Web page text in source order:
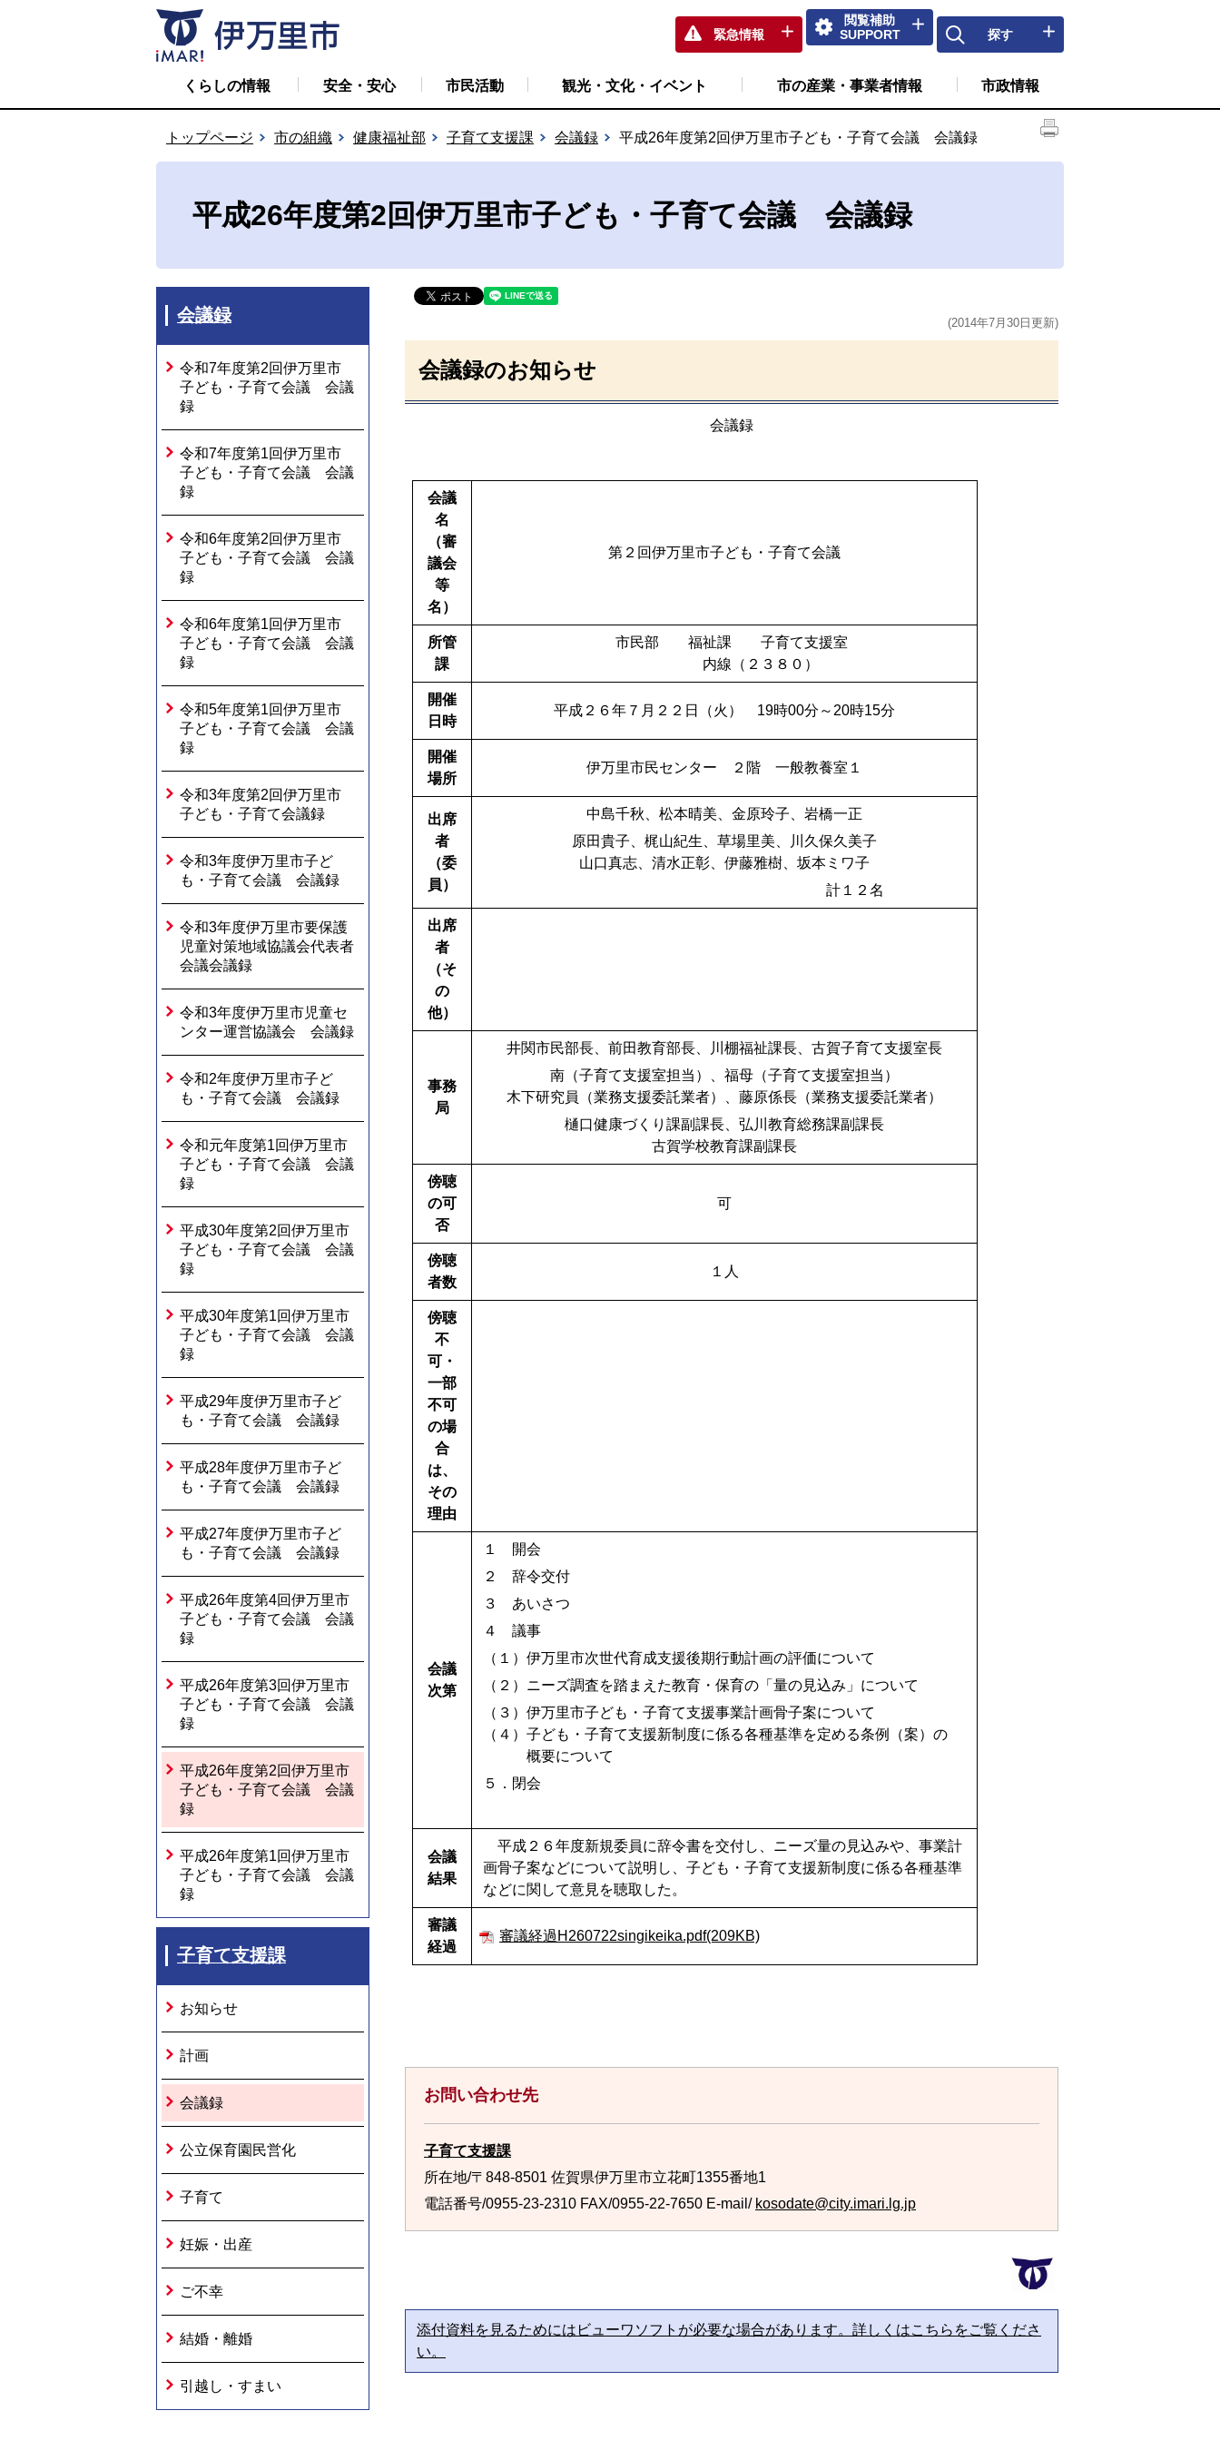
緊急情報
閲覧補助
SUPPORT
探す
くらしの情報 安全・安心 市民活動 観光・文化・イベント 市の産業・事業者情報 市政情報
トップページ 市の組織 健康福祉部 子育て支援課 会議録 平成26年度第2回伊万里市子ども・子育て会議 会議録
平成26年度第2回伊万里市子ども・子育て会議 会議録
会議録
令和7年度第2回伊万里市
子ども・子育て会議 会議
録
令和7年度第1回伊万里市
子ども・子育て会議 会議
録
令和6年度第2回伊万里市
子ども・子育て会議 会議
録
令和6年度第1回伊万里市
子ども・子育て会議 会議
録
令和5年度第1回伊万里市
子ども・子育て会議 会議
録
令和3年度第2回伊万里市
子ども・子育て会議録
令和3年度伊万里市子ど
も・子育て会議 会議録
令和3年度伊万里市要保護
児童対策地域協議会代表者
会議会議録
令和3年度伊万里市児童セ
ンター運営協議会 会議録
令和2年度伊万里市子ど
も・子育て会議 会議録
令和元年度第1回伊万里市
子ども・子育て会議 会議
録
平成30年度第2回伊万里市
子ども・子育て会議 会議
録
平成30年度第1回伊万里市
子ども・子育て会議 会議
録
平成29年度伊万里市子ど
も・子育て会議 会議録
平成28年度伊万里市子ど
も・子育て会議 会議録
平成27年度伊万里市子ど
も・子育て会議 会議録
平成26年度第4回伊万里市
子ども・子育て会議 会議
録
平成26年度第3回伊万里市
子ども・子育て会議 会議
録
平成26年度第2回伊万里市
子ども・子育て会議 会議
録
平成26年度第1回伊万里市
子ども・子育て会議 会議
録
子育て支援課
お知らせ
計画
会議録
公立保育園民営化
子育て
妊娠・出産
ご不幸
結婚・離婚
引越し・すまい
(2014年7月30日更新)
会議録のお知らせ
会議録
会議
名
（審
議会
等
名）
第２回伊万里市子ども・子育て会議
所管
課
市民部 福祉課 子育て支援室
内線（２３８０）
開催
日時
平成２６年７月２２日（火） 19時00分～20時15分
開催
場所
伊万里市民センター ２階 一般教養室１
出席
者
（委
員）
中島千秋、松本晴美、金原玲子、岩橋一正
原田貴子、梶山紀生、草場里美、川久保久美子
山口真志、清水正彰、伊藤雅樹、坂本ミワ子
計１２名
出席
者
（そ
の
他）
事務
局
井関市民部長、前田教育部長、川棚福祉課長、古賀子育て支援室長
南（子育て支援室担当）、福母（子育て支援室担当）
木下研究員（業務支援委託業者）、藤原係長（業務支援委託業者）
樋口健康づくり課副課長、弘川教育総務課副課長
古賀学校教育課副課長
傍聴
の可
否
可
傍聴
者数
１人
傍聴
不
可・
一部
不可
の場
合
は、
その
理由
会議
次第
１ 開会
２ 辞令交付
３ あいさつ
４ 議事
（１）伊万里市次世代育成支援後期行動計画の評価について
（２）ニーズ調査を踏まえた教育・保育の「量の見込み」について
（３）伊万里市子ども・子育て支援事業計画骨子案について
（４）子ども・子育て支援新制度に係る各種基準を定める条例（案）の
概要について
５．閉会
会議
結果
平成２６年度新規委員に辞令書を交付し、ニーズ量の見込みや、事業計
画骨子案などについて説明し、子ども・子育て支援新制度に係る各種基準
などに関して意見を聴取した。
審議
経過
審議経過H260722singikeika.pdf(209KB)
お問い合わせ先
子育て支援課
所在地/〒848-8501 佐賀県伊万里市立花町1355番地1
電話番号/0955-23-2310 FAX/0955-22-7650 E-mail/ kosodate@city.imari.lg.jp
添付資料を見るためにはビューワソフトが必要な場合があります。詳しくはこちらをご覧くださ
い。